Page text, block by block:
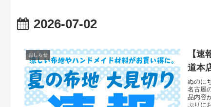
2026-07-02
おしらせ
【
道本
ぬのに
名古屋
品内容
ぷりに